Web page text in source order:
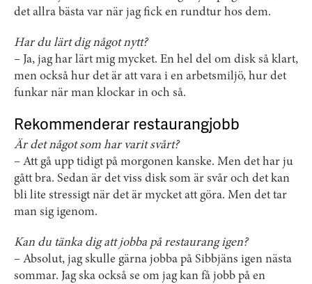
det allra bästa var när jag fick en rundtur hos dem.
Har du lärt dig något nytt?
– Ja, jag har lärt mig mycket. En hel del om disk så klart,
men också hur det är att vara i en arbetsmiljö, hur det
funkar när man klockar in och så.
Rekommenderar restaurangjobb
Är det något som har varit svårt?
– Att gå upp tidigt på morgonen kanske. Men det har ju
gått bra. Sedan är det viss disk som är svår och det kan
bli lite stressigt när det är mycket att göra. Men det tar
man sig igenom.
Kan du tänka dig att jobba på restaurang igen?
– Absolut, jag skulle gärna jobba på Sibbjäns igen nästa
sommar. Jag ska också se om jag kan få jobb på en